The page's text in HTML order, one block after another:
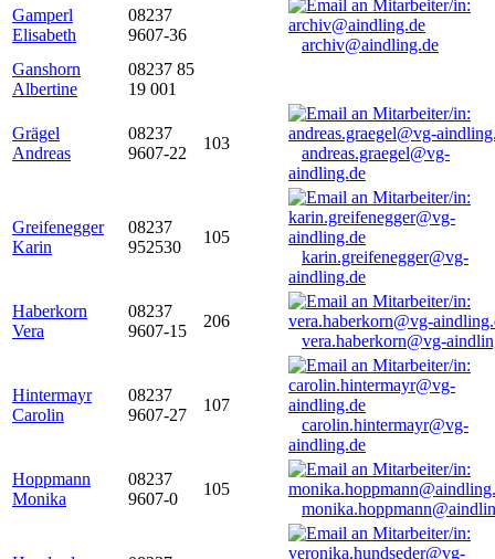
Gamperl
Elisabeth
08237
9607-36
archiv@aindling.de
Ganshorn
Albertine
08237 85
19 001
Grägel
Andreas
08237
9607-22
103
andreas.graegel@vg-
aindling.de
Greifenegger
Karin
08237
952530
105
karin.greifenegger@vg-
aindling.de
Haberkorn
Vera
08237
9607-15
206
vera.haberkorn@vg-
Hintermayr
Carolin
08237
9607-27
107
carolin.hintermayr@vg-
aindling.de
Hoppmann
Monika
08237
9607-0
105